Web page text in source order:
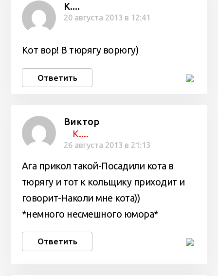
К....
20 августа 2013 в 12:41
Кот вор! В тюрягу ворюгу)
Ответить
Виктор
К....
26 августа 2013 в 21:13
Ага прикол такой-Посадили кота в
тюрягу и тот к кольщику приходит и
говорит-Наколи мне кота))
*немного несмешного юмора*
Ответить